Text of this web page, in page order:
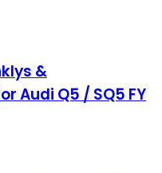
&
Audi Q5 / SQ5 FY